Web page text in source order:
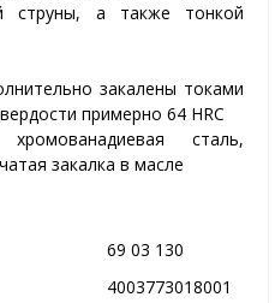
струны, а также тонкой
закалены токами
примерно 64 HRC
хромованадиевая сталь,
закалка в масле
69 03 130
4003773018001